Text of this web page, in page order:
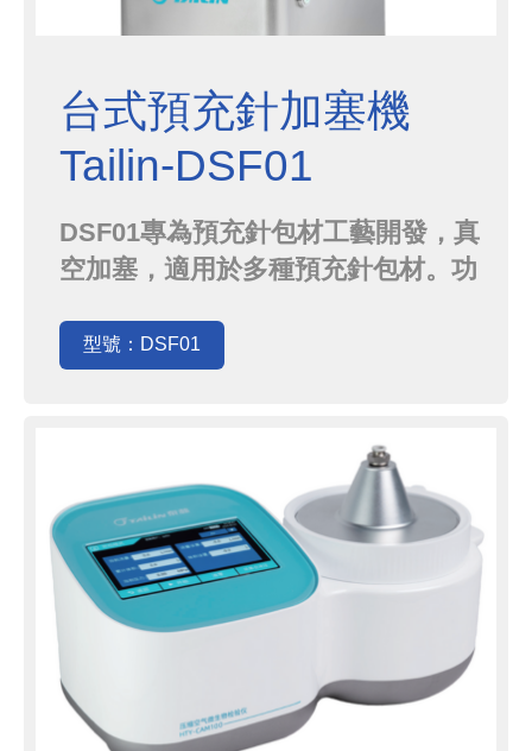
台式預充針加塞機
Tailin-DSF01
DSF01專為預充針包材工藝開發，真
空加塞，適用於多種預充針包材。功
交替，能選用不同配方使用和儲存，
操作方便(2) 審計追蹤 / 批次記錄 / 電
監督管理局(FDA)制定的21 CFR
PART1...
型號：DSF01